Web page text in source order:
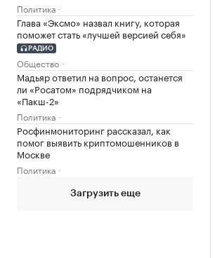
Политика
Глава «Эксмо» назвал книгу, которая
поможет стать «лучшей версией себя»
РАДИО
Общество
Мадьяр ответил на вопрос, останется
ли «Росатом» подрядчиком на
«Пакш-2»
Политика
Росфинмониторинг рассказал, как
помог выявить криптомошенников в
Москве
Политика
Загрузить еще